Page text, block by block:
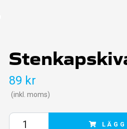
89 kr
(inkl. moms)